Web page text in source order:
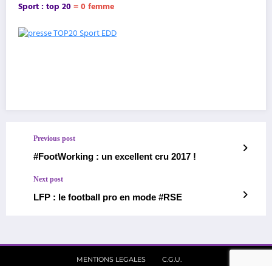
Sport : top 20 = 0 femme
Previous post
#FootWorking : un excellent cru 2017 !
Next post
LFP : le football pro en mode #RSE
MENTIONS LEGALES C.G.U.